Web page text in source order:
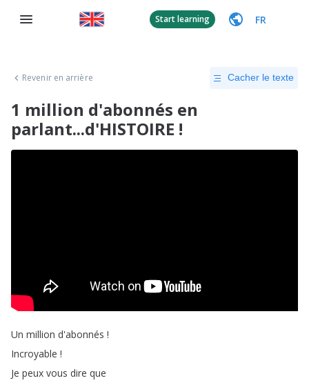
Start learning FR
Revenir en arrière Cacher le texte
1 million d'abonnés en
parlant...d'HISTOIRE !
Un million d'abonnés !
Incroyable !
Je peux vous dire que